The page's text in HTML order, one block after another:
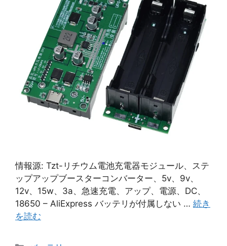
情報源: Tzt-リチウム電池充電器モジュール、ステ
ップアップブースターコンバーター、5v、9v、
12v、15w、3a、急速充電、アップ、電源、DC、
18650 – AliExpress バッテリが付属しない … 続き
を読む